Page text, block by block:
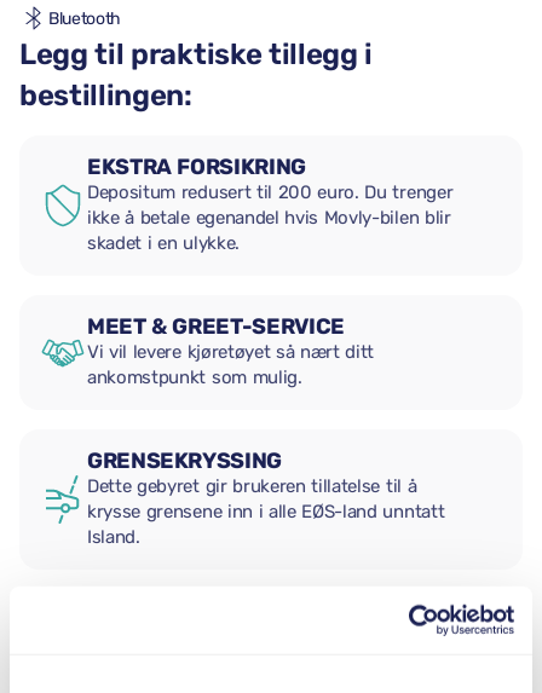
Bluetooth
Legg til praktiske tillegg i
bestillingen:
EKSTRA FORSIKRING
Depositum redusert til 200 euro. Du trenger
ikke å betale egenandel hvis Movly-bilen blir
skadet i en ulykke.
MEET & GREET-SERVICE
Vi vil levere kjøretøyet så nært ditt
ankomstpunkt som mulig.
GRENSEKRYSSING
Dette gebyret gir brukeren tillatelse til å
krysse grensene inn i alle EØS-land unntatt
Island.